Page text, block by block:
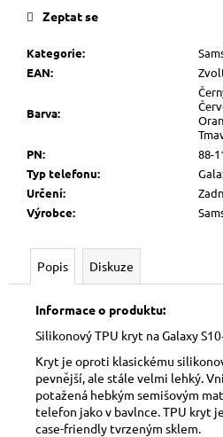
Kategorie:
EAN:
Barva:
PN:
88-
Typ telefonu:
Určení:
Výrobce:
Zeptat se
Popis Diskuze
Informace o produktu:
Silikonový TPU kryt na Galaxy
Kryt je oproti klasickému
pevnější, ale stále velmi lehký.
potažená hebkým semišovým
telefon jako v bavlnce. TPU kryt
case-friendly tvrzeným sklem.